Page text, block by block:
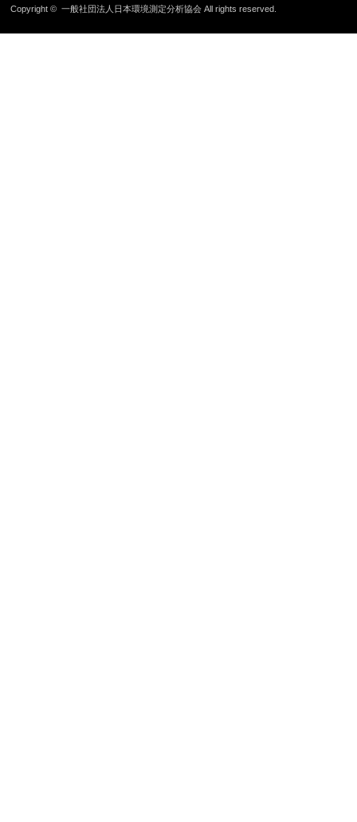
Copyright ©一般社団法人日本環境測定分析協会 All rights reserved.